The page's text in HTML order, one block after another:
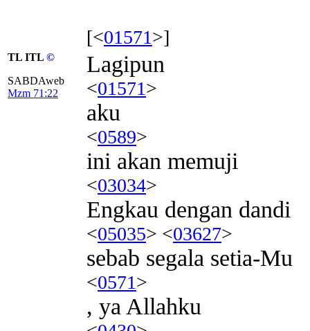
[<01571>]
TL ITL ©
SABDAweb
Mzm 71:22
Lagipun
<01571>
aku
<0589>
ini akan memuji
<03034>
Engkau dengan dandi
<05035> <03627>
sebab segala setia-Mu
<0571>
, ya Allahku